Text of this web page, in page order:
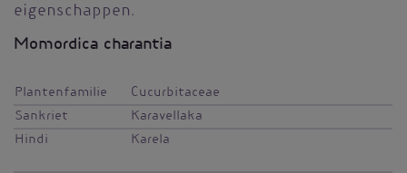
eigenschappen.
Momordica charantia
Plantenfamilie
Cucurbitaceae
Sankriet
Karavellaka
Hindi
Karela